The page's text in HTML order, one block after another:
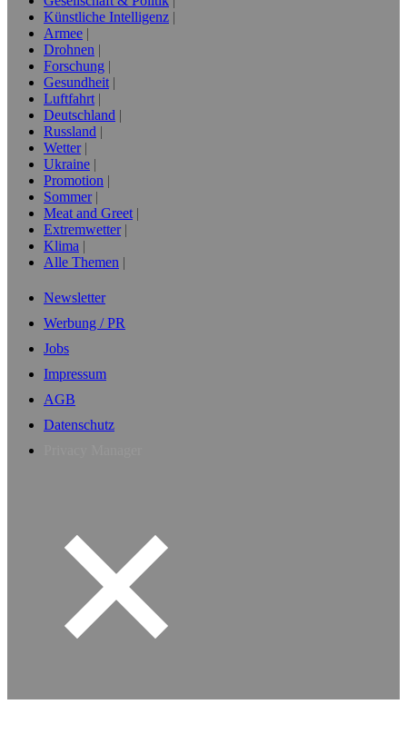
Künstliche Intelligenz
Armee
Drohnen
Forschung
Gesundheit
Luftfahrt
Deutschland
Russland
Wetter
Ukraine
Promotion
Sommer
Meat and Greet
Extremwetter
Klima
Alle Themen
Newsletter
Werbung / PR
Jobs
Impressum
AGB
Datenschutz